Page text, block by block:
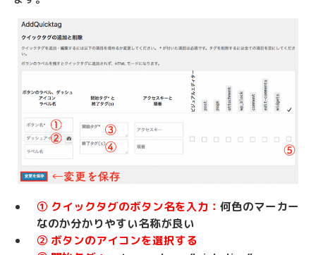
① クイックタグのボタン名を入力：何色のマーカー
なのか分かりやすい名称が良い
② ボタンのアイコンを選択する